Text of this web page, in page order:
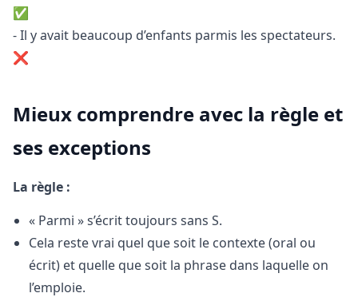
✅
- Il y avait beaucoup d’enfants parmis les spectateurs.
❌
Mieux comprendre avec la règle et
ses exceptions
La règle :
« Parmi » s’écrit toujours sans S.
Cela reste vrai quel que soit le contexte (oral ou
écrit) et quelle que soit la phrase dans laquelle on
l’emploie.